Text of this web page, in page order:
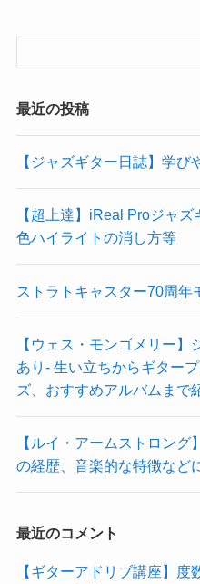
最近の投稿
【ジャズギター日誌】学
【超上達】iReal Proジャ
色ハイライトの消し方等
ストラトキャスター70周年
【ウェス・モンゴメリー
あり- 生い立ちからギター
ズ、おすすめアルバムまで
【ルイ・アームストロン
の経歴、音楽的な特徴など
最近のコメント
【ギターアドリブ講座】